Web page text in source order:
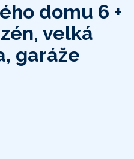
domu 6 +
velká
garáže